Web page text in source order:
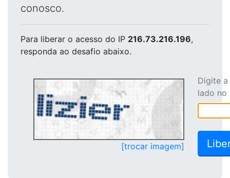
conosco.
Para liberar o acesso do IP 216.73.216.196,
responda ao desafio abaixo.
[trocar imagem]
Digite
lado no